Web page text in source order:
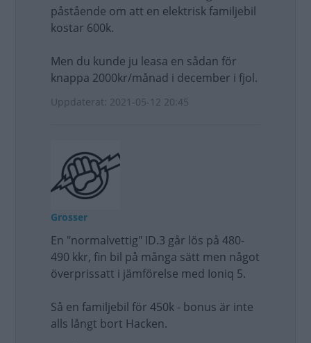
påstående om att en elektrisk familjebil
kostar 600k.
Men du kunde ju leasa en sådan för
knappa 2000kr/månad i december i fjol.
Uppdaterat: 2021-05-12 20:45
Grosser
En "normalvettig" ID.3 går lös på 480-
490 kkr, fin bil på många sätt men något
överprissatt i jämförelse med Ioniq 5.
Så en familjebil för 450k - bonus är inte
alls långt bort Hacken.